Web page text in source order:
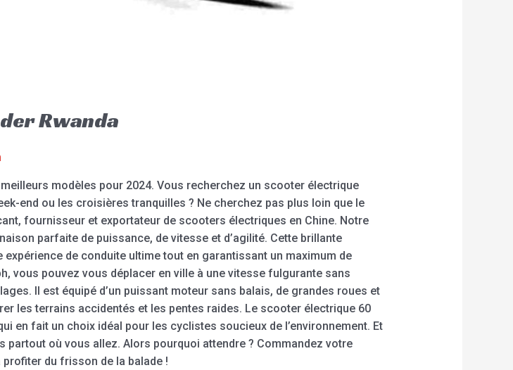
Rwanda
modèles pour 2024. Vous recherchez un scooter électrique
end ou les croisières tranquilles ? Ne cherchez pas plus loin que le
fournisseur et exportateur de scooters électriques en Chine. Notre
parfaite de puissance, de vitesse et d’agilité. Cette brillante
de conduite ultime tout en garantissant un maximum de
vous pouvez vous déplacer en ville à une vitesse fulgurante sans
Il est équipé d’un puissant moteur sans balais, de grandes roues et
les terrains accidentés et les pentes raides. Le scooter électrique 60
en fait un choix idéal pour les cyclistes soucieux de l’environnement. Et
où vous allez. Alors pourquoi attendre ? Commandez votre
du frisson de la balade !